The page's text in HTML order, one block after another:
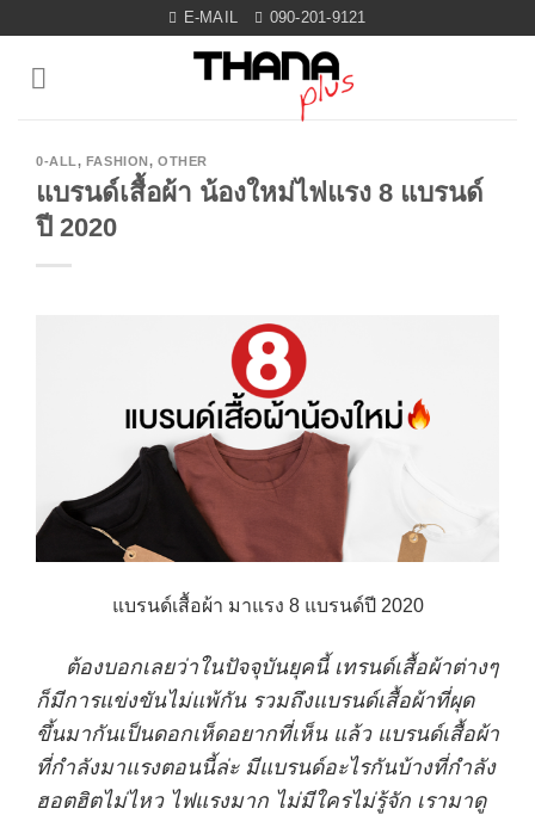
content
E-MAIL 090-201-9121
0-ALL, FASHION, OTHER
แบรนด์เสื้อผ้า น้องใหม่ไฟแรง 8 แบรนด์
ปี 2020
แบรนด์เสื้อผ้า มาแรง 8 แบรนด์ปี 2020
ต้องบอกเลยว่าในปัจจุบันยุคนี้ เทรนด์เสื้อผ้าต่างๆ
ก็มีการแข่งขันไม่แพ้กัน รวมถึงแบรนด์เสื้อผ้าที่ผุด
ขึ้นมากันเป็นดอกเห็ดอยากที่เห็น แล้ว แบรนด์เสื้อผ้า
ที่กำลังมาแรงตอนนี้ล่ะ มีแบรนด์อะไรกันบ้างที่กำลัง
ฮอตฮิตไม่ไหว ไฟแรงมาก ไม่มีใครไม่รู้จัก เรามาดู